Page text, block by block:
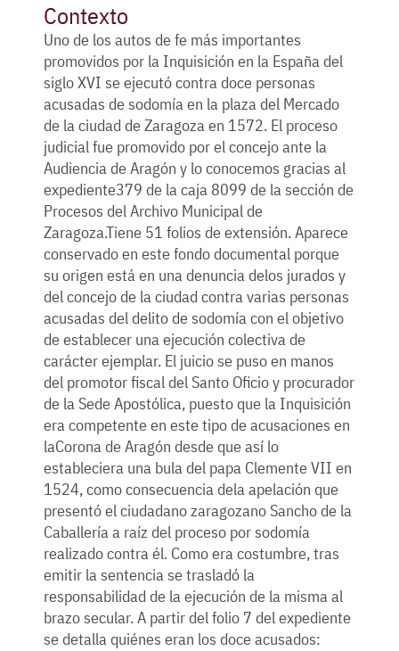
Contexto
Uno de los autos de fe más importantes
promovidos por la Inquisición en la España del
siglo XVI se ejecutó contra doce personas
acusadas de sodomía en la plaza del Mercado
de la ciudad de Zaragoza en 1572. El proceso
judicial fue promovido por el concejo ante la
Audiencia de Aragón y lo conocemos gracias al
expediente379 de la caja 8099 de la sección de
Procesos del Archivo Municipal de
Zaragoza.Tiene 51 folios de extensión. Aparece
conservado en este fondo documental porque
su origen está en una denuncia delos jurados y
del concejo de la ciudad contra varias personas
acusadas del delito de sodomía con el objetivo
de establecer una ejecución colectiva de
carácter ejemplar. El juicio se puso en manos
del promotor fiscal del Santo Oficio y procurador
de la Sede Apostólica, puesto que la Inquisición
era competente en este tipo de acusaciones en
laCorona de Aragón desde que así lo
estableciera una bula del papa Clemente VII en
1524, como consecuencia dela apelación que
presentó el ciudadano zaragozano Sancho de la
Caballería a raíz del proceso por sodomía
realizado contra él. Como era costumbre, tras
emitir la sentencia se trasladó la
responsabilidad de la ejecución de la misma al
brazo secular. A partir del folio 7 del expediente
se detalla quiénes eran los doce acusados: